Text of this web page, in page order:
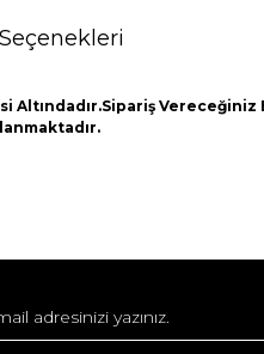
Altındadır.Sipariş